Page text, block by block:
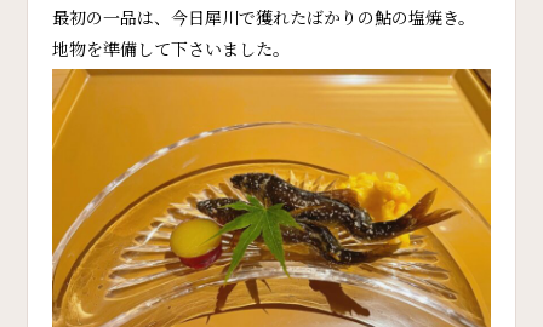
最初の一品は、今日犀川で獲れたばかりの鮎の塩焼き。
地物を準備して下さいました。